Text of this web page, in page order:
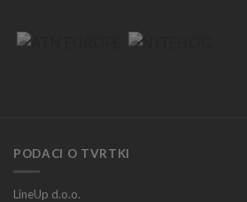
PODACI O TVRTKI
LineUp d.o.o.